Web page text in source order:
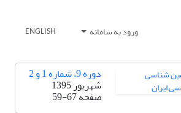
ورود به سامانه ENGLISH
دوره 9، شماره 1 و 2
شهریور 1395
صفحه59-67